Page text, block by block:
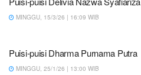
MINGGU, 15/3/26 | 16:09 WIB
Puisi-puisi Dharma Purnama Putra
MINGGU, 25/1/26 | 13:00 WIB